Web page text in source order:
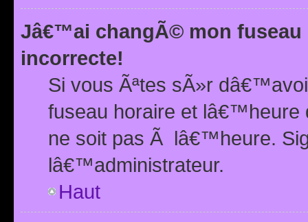
Jâ€™ai changÃ© mon
incorrecte!
Si vous Ãªtes sÃ»r
fuseau horaire et
ne soit pas Ã lâ€™heure.
lâ€™administrateur.
Haut